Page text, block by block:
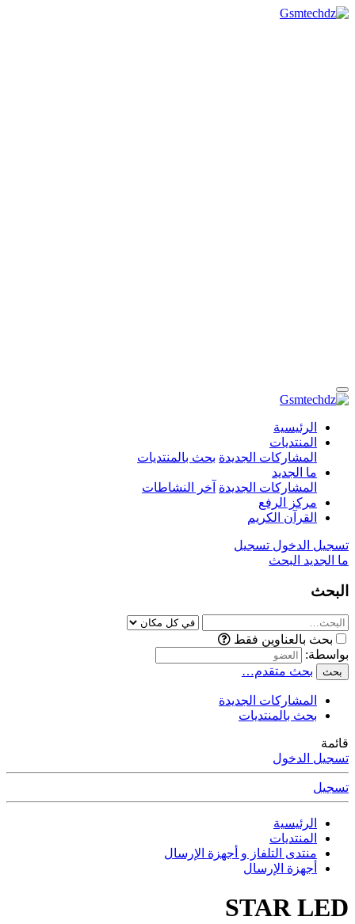
الرئيسية
المنتديات
المشاركات الجديدة بحث بالمنتديات
ما الجديد
المشاركات الجديدة آخر النشاطات
مركز الرفع
القرآن الكريم
تسجيل الدخول تسجيل
ما الجديد البحث
البحث
بحث بالعناوين فقط
بواسطة:
بحث بحث متقدم…
المشاركات الجديدة
بحث بالمنتديات
قائمة
تسجيل الدخول
تسجيل
الرئيسية
المنتديات
منتدى التلفاز و أجهزة الإرسال
أجهزة الإرسال
STAR LED